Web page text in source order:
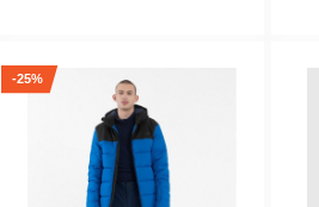
-25%